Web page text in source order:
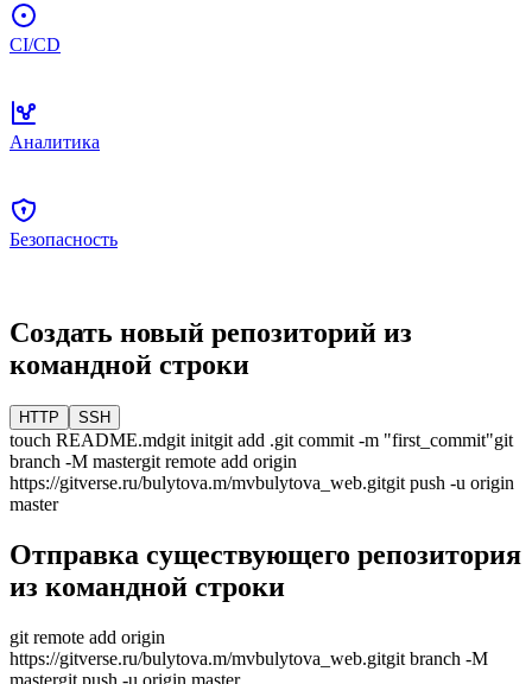
CI/CD
Аналитика
Безопасность
Создать новый репозиторий из
командной строки
HTTP SSH
touch README.mdgit initgit add .git commit -m "first_commit"git
branch -M mastergit remote add origin
https://gitverse.ru/bulytova.m/mvbulytova_web.gitgit push -u origin
master
Отправка существующего репозитория
из командной строки
git remote add origin
https://gitverse.ru/bulytova.m/mvbulytova_web.gitgit branch -M
mastergit push -u origin master